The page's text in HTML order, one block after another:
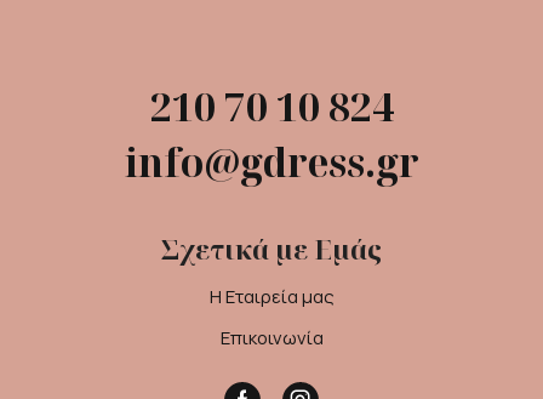
210 70 10 824
info@gdress.gr
Σχετικά με Εμάς
Η Εταιρεία μας
Επικοινωνία